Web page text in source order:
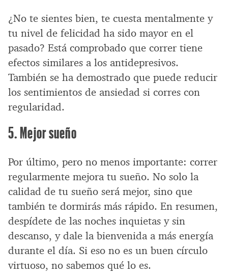
¿No te sientes bien, te cuesta mentalmente y
tu nivel de felicidad ha sido mayor en el
pasado? Está comprobado que correr tiene
efectos similares a los antidepresivos.
También se ha demostrado que puede reducir
los sentimientos de ansiedad si corres con
regularidad.
5. Mejor sueño
Por último, pero no menos importante: correr
regularmente mejora tu sueño. No solo la
calidad de tu sueño será mejor, sino que
también te dormirás más rápido. En resumen,
despídete de las noches inquietas y sin
descanso, y dale la bienvenida a más energía
durante el día. Si eso no es un buen círculo
virtuoso, no sabemos qué lo es.